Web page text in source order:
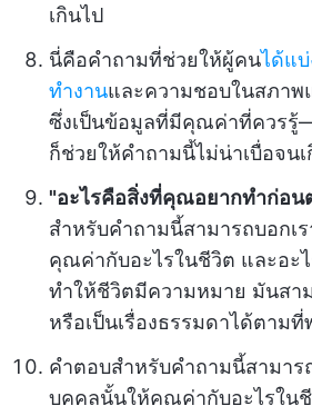
เกินไป
นี่คือคำถามที่ช่วยให้ผู้คนได้แ
ทำงานและความชอบในสภาพ
ซึ่งเป็นข้อมูลที่มีคุณค่าที่ควรรู้
ก็ช่วยให้คำถามนี้ไม่น่าเบื่อจน
"อะไรคือสิ่งที่คุณอยากทำก่อน
สำหรับคำถามนี้สามารถบอกเ
คุณค่ากับอะไรในชีวิต และอะ
ทำให้ชีวิตมีความหมาย มันสา
หรือเป็นเรื่องธรรมดาได้ตามที่
คำตอบสำหรับคำถามนี้สามาร
บุคคลนั้นให้คุณค่ากับอะไรใน